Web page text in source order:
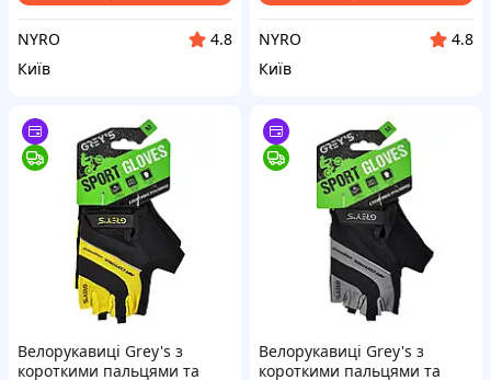
NYRO
4.8
Київ
NYRO
4.8
Київ
Велорукавиці Grey's з
короткими пальцями та
Велорукавиці Grey's з
короткими пальцями та